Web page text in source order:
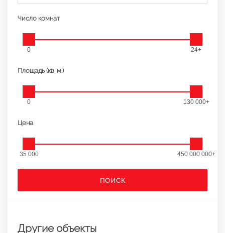
Число комнат
0 24+
Площадь (кв. м.)
0 130 000+
Цена
35 000 450 000 000+
ПОИСК
Другие объекты